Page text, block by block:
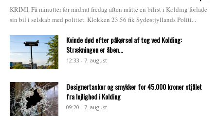
KRIMI. Få minutter før midnat fredag aften måtte en bilist i Kolding forlade
sin bil i selskab med politiet. Klokken 23.56 fik Sydøstjyllands Politi...
Kvinde død efter påkørsel af tog ved Kolding:
Strækningen er åben...
12:33 - 7. august
Designertasker og smykker for 45.000 kroner stjålet
fra lejlighed i Kolding
09:20 - 7. august